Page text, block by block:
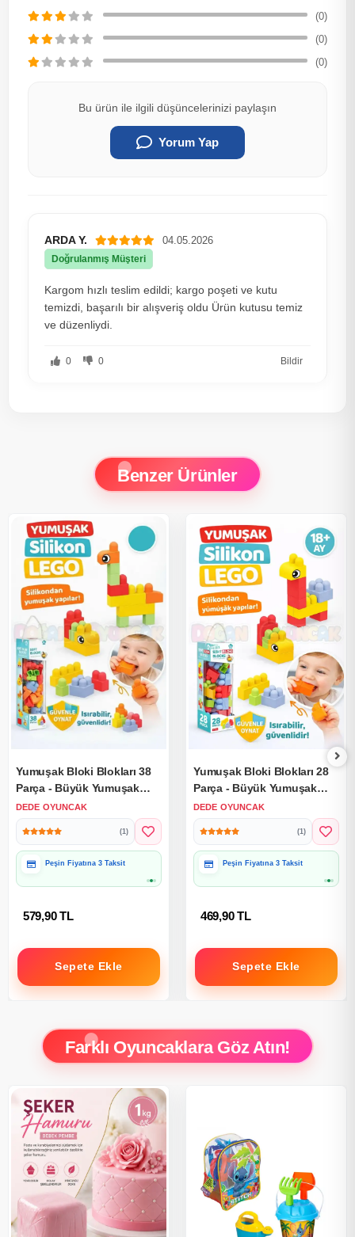
(0)
(0)
(0)
Bu ürün ile ilgili düşüncelerinizi paylaşın
Yorum Yap
ARDA Y. 04.05.2026
Doğrulanmış Müşteri
Kargom hızlı teslim edildi; kargo poşeti ve kutu
temizdi, başarılı bir alışveriş oldu Ürün kutusu temiz
ve düzenliydi.
0 0 Bildir
Benzer Ürünler
Yumuşak Bloki Blokları 38
Parça - Büyük Yumuşak
Bloklar - Büyük Soft Lego
Oyuncakları
DEDE OYUNCAK
(1)
Peşin Fiyatına 3 Taksit
579,90 TL
Sepete Ekle
Yumuşak Bloki Blokları 28
Parça - Büyük Yumuşak
Bloklar - Büyük Soft Lego
Oyuncakları
DEDE OYUNCAK
(1)
Peşin Fiyatına 3 Taksit
469,90 TL
Sepete Ekle
Farklı Oyuncaklara Göz Atın!